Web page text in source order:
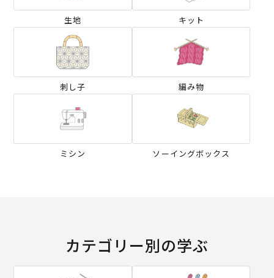
生地 キット
刺し子 編み物
ミシン ソーイングボックス
カテゴリー別の学ぶ